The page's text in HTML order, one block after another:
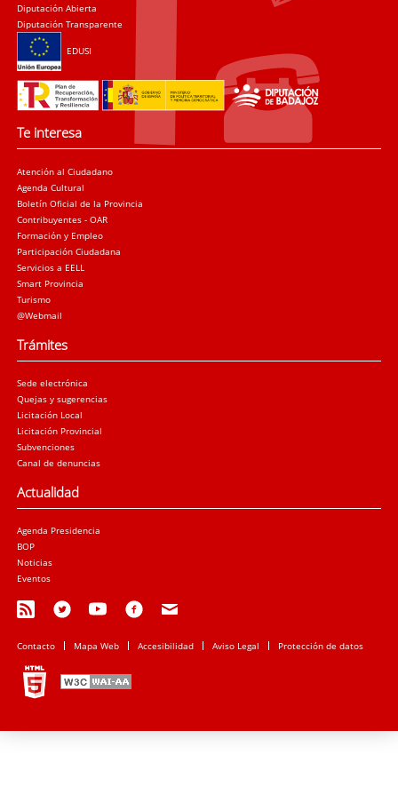
Diputación Abierta
Diputación Transparente
EDUSI
Te interesa
Atención al Ciudadano
Agenda Cultural
Boletín Oficial de la Provincia
Contribuyentes - OAR
Formación y Empleo
Participación Ciudadana
Servicios a EELL
Smart Provincia
Turismo
@Webmail
Trámites
Sede electrónica
Quejas y sugerencias
Licitación Local
Licitación Provincial
Subvenciones
Canal de denuncias
Actualidad
Agenda Presidencia
BOP
Noticias
Eventos
Contacto Mapa Web Accesibilidad Aviso Legal Protección de datos